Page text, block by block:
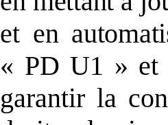
et en
« PD U1 »
garantir la